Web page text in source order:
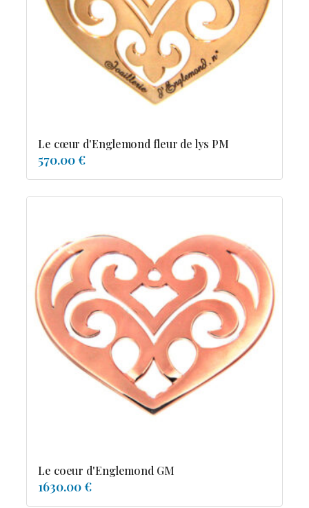
Resile
Reve-asie
Reve-de-pagode
Suspension et frissons
Diamants
Emeraude
Pierres de couleur
Saphir
rubis
saphir de couleur
tanzanite
tourmaline
Le cœur d'Englemond fleur de lys PM
570.00 €
Le coeur d'Englemond GM
1630.00 €